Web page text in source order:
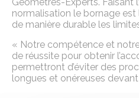
Géomètres-Experts. Faisant
normalisation le bornage
de manière durable les
« Notre compétence et
de réussite pour obtenir
permettront d’éviter des
longues et onéreuses